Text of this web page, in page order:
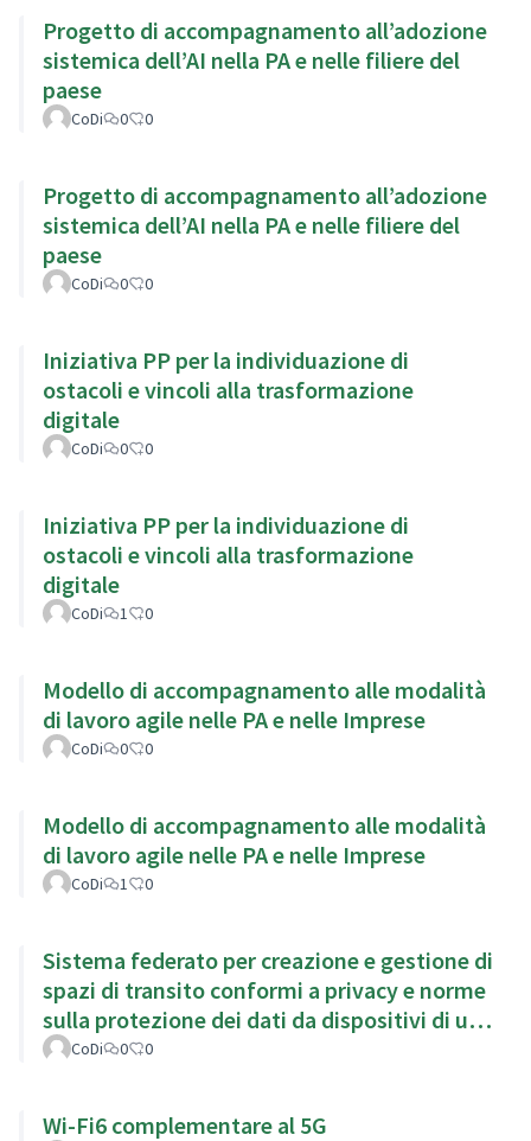
Progetto di accompagnamento all’adozione
sistemica dell’AI nella PA e nelle filiere del
paese
CoDi 0 0
Progetto di accompagnamento all’adozione
sistemica dell’AI nella PA e nelle filiere del
paese
CoDi 0 0
Iniziativa PP per la individuazione di
ostacoli e vincoli alla trasformazione
digitale
CoDi 0 0
Iniziativa PP per la individuazione di
ostacoli e vincoli alla trasformazione
digitale
CoDi 1 0
Modello di accompagnamento alle modalità
di lavoro agile nelle PA e nelle Imprese
CoDi 0 0
Modello di accompagnamento alle modalità
di lavoro agile nelle PA e nelle Imprese
CoDi 1 0
Sistema federato per creazione e gestione di
spazi di transito conformi a privacy e norme
sulla protezione dei dati da dispositivi di uso
personale
CoDi 0 0
Wi-Fi6 complementare al 5G